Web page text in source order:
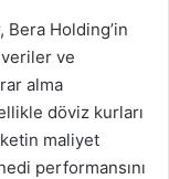
Holding’in
ve
alma
döviz kurları
maliyet
performansını